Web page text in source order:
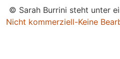
© Sarah Burrini steht unter
Nicht kommerziell-Keine